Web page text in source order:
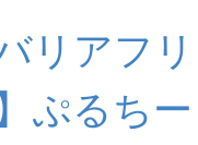
リアフリ
ぷるちー